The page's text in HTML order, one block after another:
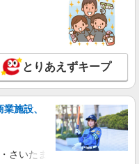
円 ＜日払い有/週払い有/交
詳細を見る
NEW
◎未経験から安定した業
とりあえずキープ
施設、
さいたま市岩槻区・久喜市・